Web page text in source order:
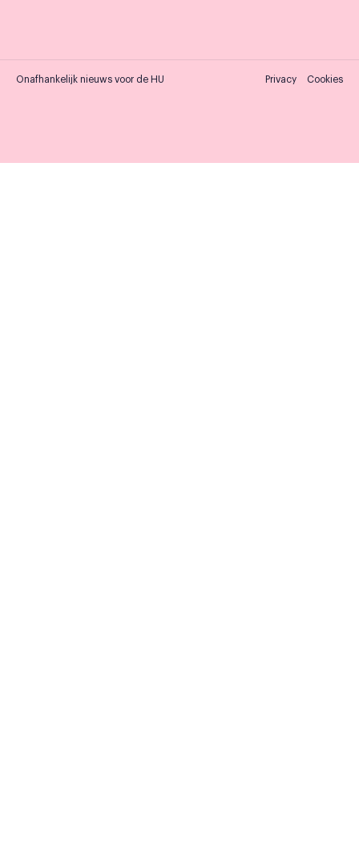
Onafhankelijk nieuws voor de HU Privacy Cookies